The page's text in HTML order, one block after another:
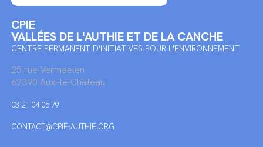
CPIE
VALLÉES DE L'AUTHIE ET DE LA CANCHE
CENTRE PERMANENT D'INITIATIVES POUR L'ENVIRONNEMENT
25 rue Vermaelen
62390 Auxi-le-Château
03 21 04 05 79
CONTACT@CPIE-AUTHIE.ORG